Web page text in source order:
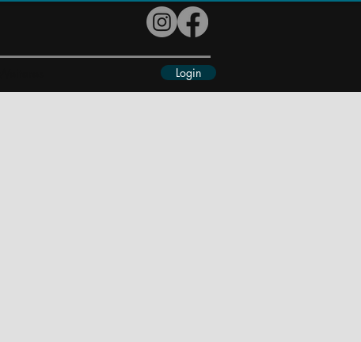
Login